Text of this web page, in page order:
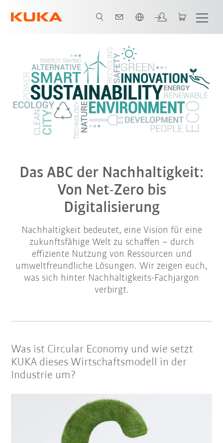
Das ABC der Nachhaltigkeit:
Von Net-Zero bis
Digitalisierung
Nachhaltigkeit bedeutet, eine Vision für eine
zukunftsfähige Welt zu schaffen – durch
effiziente Nutzung von Ressourcen und
umweltfreundliche Lösungen. Wir zeigen euch,
was sich hinter Nachhaltigkeits-Fachjargon
verbirgt.
Was ist Circular Economy und wie setzt
KUKA dieses Wirtschaftsmodell in der
Industrie um?